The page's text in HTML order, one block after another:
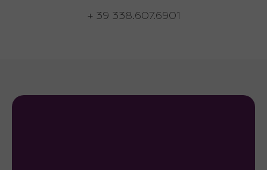
+ 39 338.607.6901